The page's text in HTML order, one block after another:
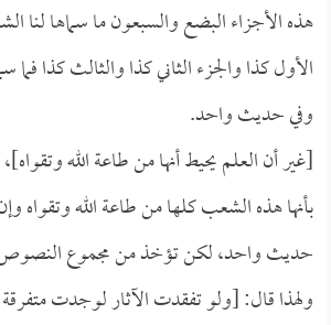
هذه الأجزاء البضع والسبعون ما سماها لنا
الأول كذا والجزء الثاني كذا والثالث كذا
وفي حديث واحد.
[غير أن العلم يحيط أنها من طاعة الله
بأنها هذه الشعب كلها من طاعة الله وتقواه
حديث واحد، لكن تؤخذ من مجموع النصوص
ولهذا قال: [ولو تفقدت الآثار لوجدت